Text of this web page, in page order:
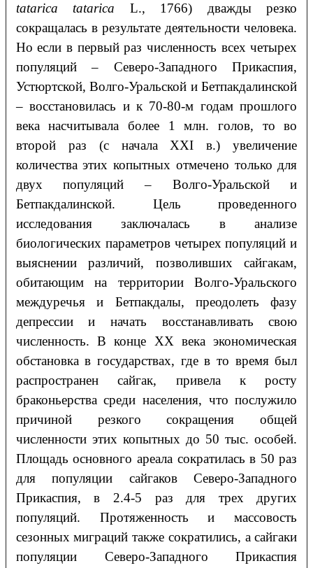
tatarica tatarica L., 1766) дважды резко
сокращалась в результате деятельности человека.
Но если в первый раз численность всех четырех
популяций – Северо-Западного Прикаспия,
Устюртской, Волго-Уральской и Бетпакдалинской
– восстановилась и к 70-80-м годам прошлого
века насчитывала более 1 млн. голов, то во
второй раз (с начала ХХI в.) увеличение
количества этих копытных отмечено только для
двух популяций – Волго-Уральской и
Бетпакдалинской. Цель проведенного
исследования заключалась в анализе
биологических параметров четырех популяций и
выяснении различий, позволивших сайгакам,
обитающим на территории Волго-Уральского
междуречья и Бетпакдалы, преодолеть фазу
депрессии и начать восстанавливать свою
численность. В конце ХХ века экономическая
обстановка в государствах, где в то время был
распространен сайгак, привела к росту
браконьерства среди населения, что послужило
причиной резкого сокращения общей
численности этих копытных до 50 тыс. особей.
Площадь основного ареала сократилась в 50 раз
для популяции сайгаков Северо-Западного
Прикаспия, в 2.4-5 раз для трех других
популяций. Протяженность и массовость
сезонных миграций также сократились, а сайгаки
популяции Северо-Западного Прикаспия